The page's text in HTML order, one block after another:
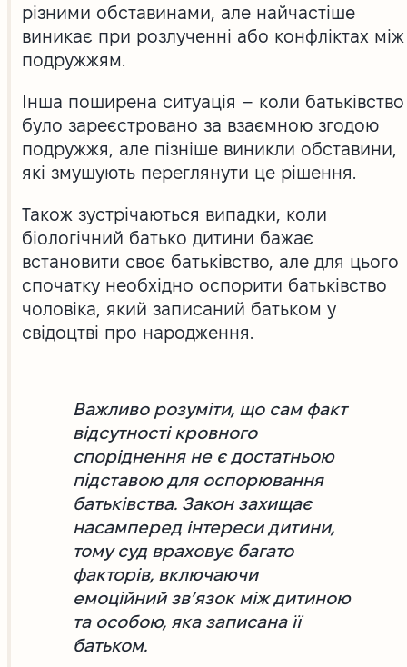
різними обставинами, але найчастіше
виникає при розлученні або конфліктах між
подружжям.
Інша поширена ситуація – коли батьківство
було зареєстровано за взаємною згодою
подружжя, але пізніше виникли обставини,
які змушують переглянути це рішення.
Також зустрічаються випадки, коли
біологічний батько дитини бажає
встановити своє батьківство, але для цього
спочатку необхідно оспорити батьківство
чоловіка, який записаний батьком у
свідоцтві про народження.
Важливо розуміти, що сам факт
відсутності кровного
споріднення не є достатньою
підставою для оспорювання
батьківства. Закон захищає
насамперед інтереси дитини,
тому суд враховує багато
факторів, включаючи
емоційний зв’язок між дитиною
та особою, яка записана її
батьком.